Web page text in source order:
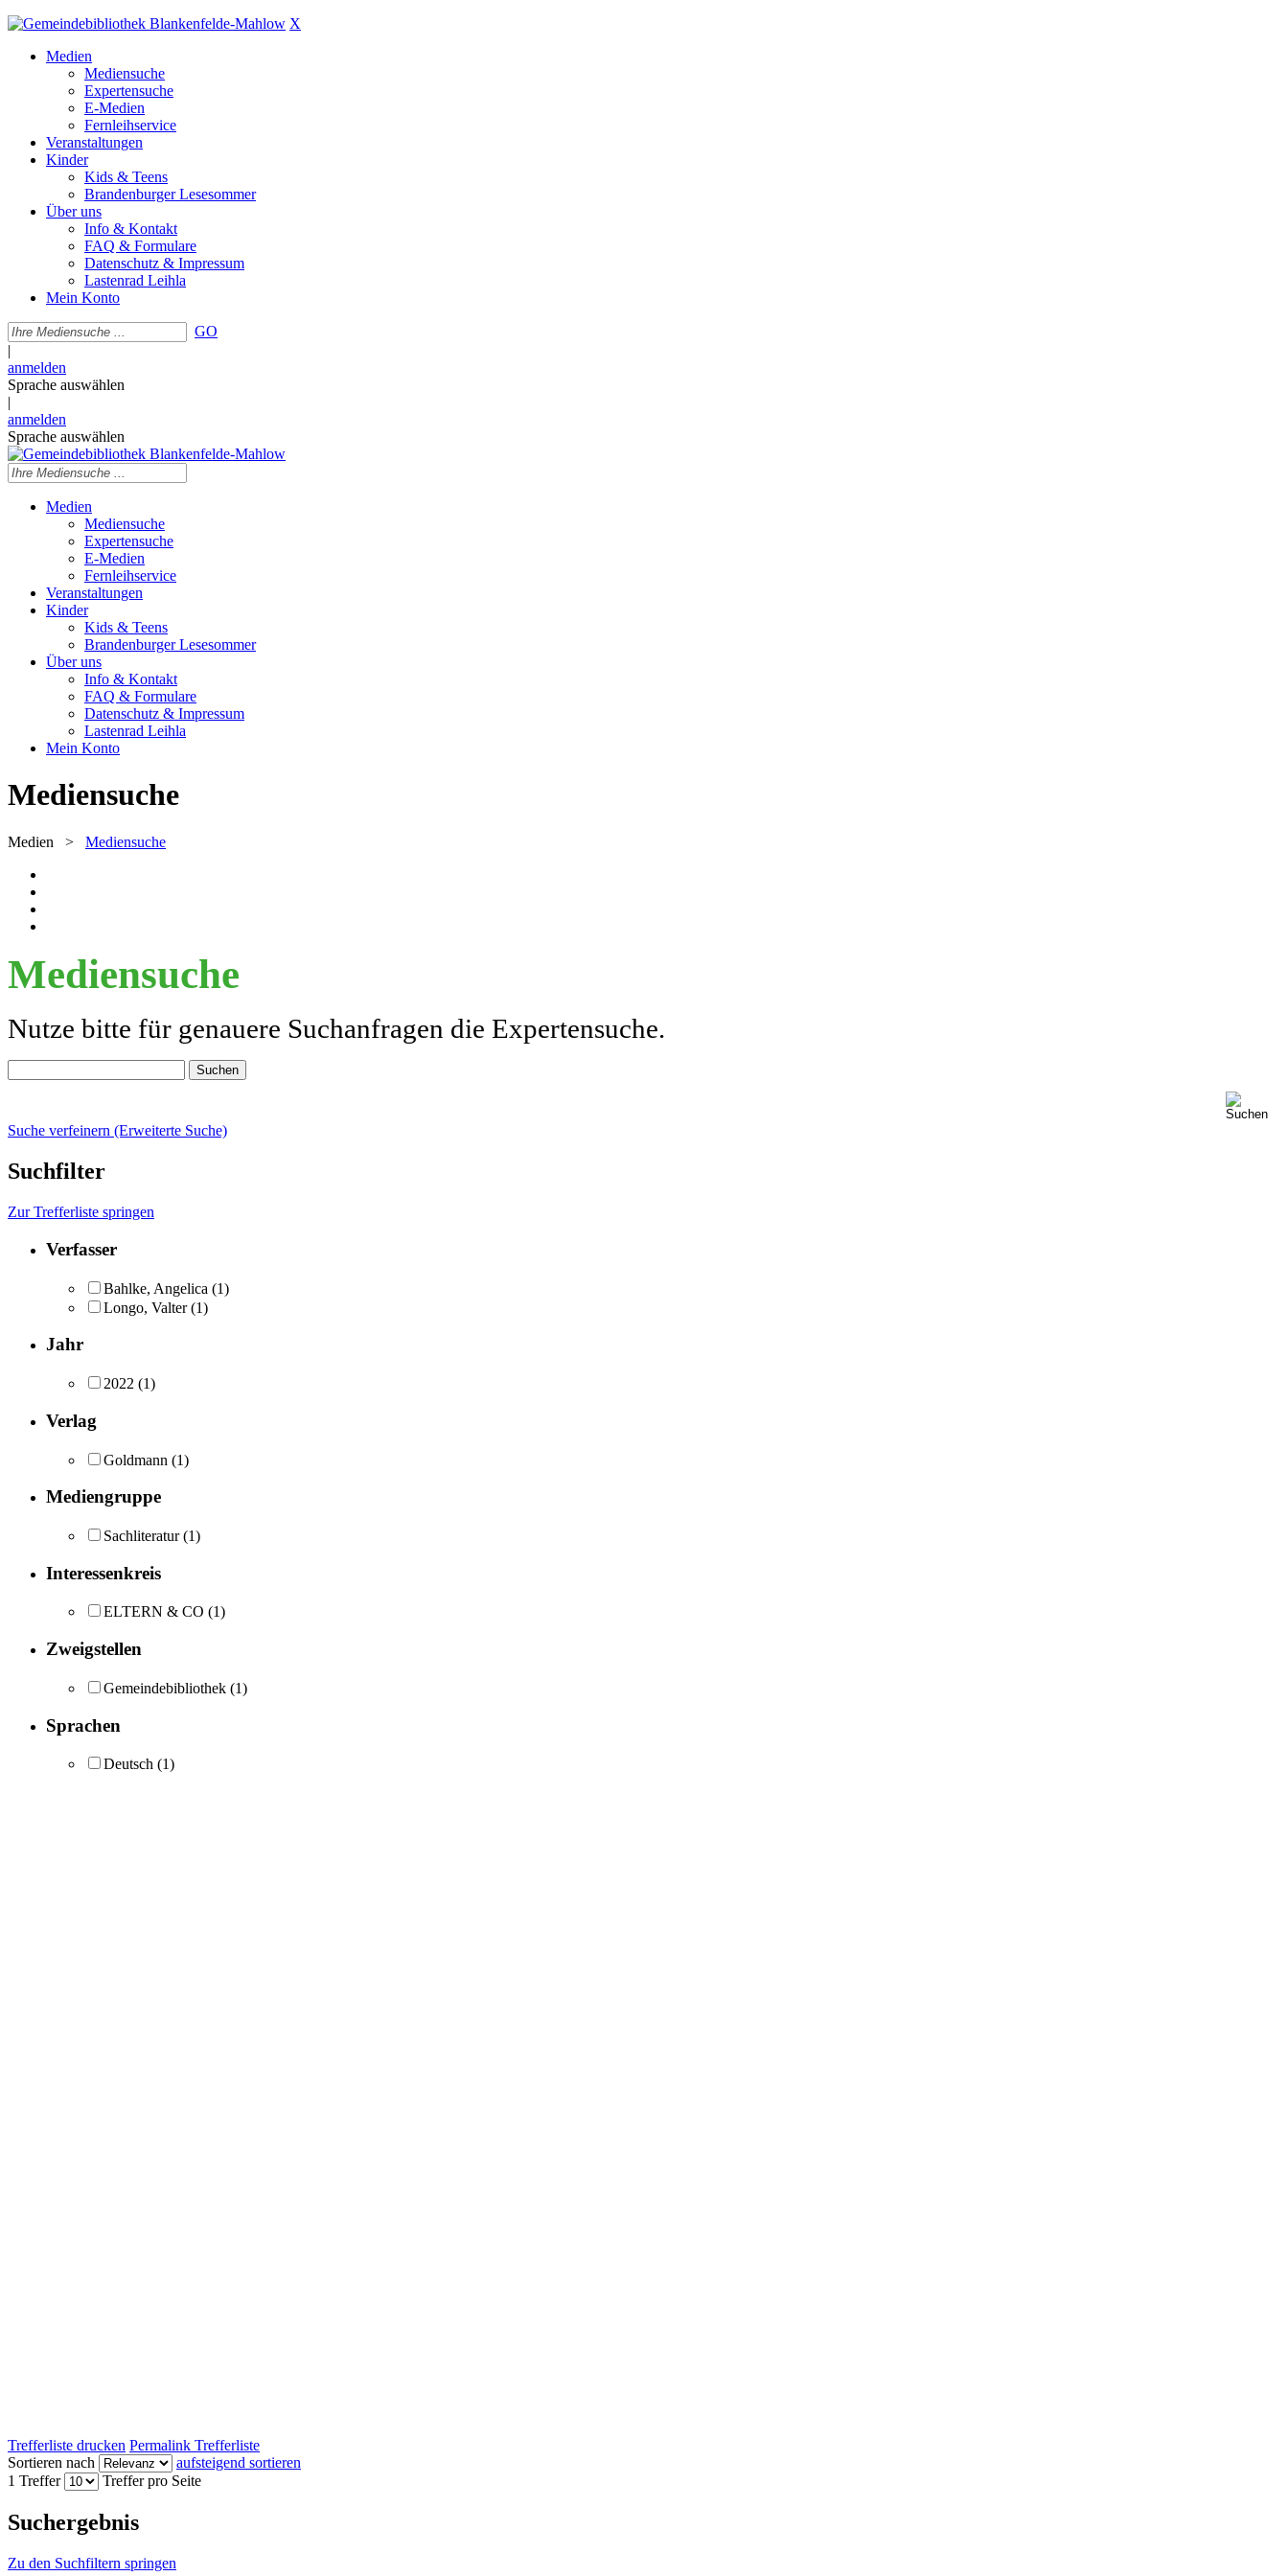
X
Medien
Mediensuche
Expertensuche
E-Medien
Fernleihservice
Veranstaltungen
Kinder
Kids & Teens
Brandenburger Lesesommer
Über uns
Info & Kontakt
FAQ & Formulare
Datenschutz & Impressum
Lastenrad Leihla
Mein Konto
GO
|
anmelden
Sprache auswählen
|
anmelden
Sprache auswählen
Medien
Mediensuche
Expertensuche
E-Medien
Fernleihservice
Veranstaltungen
Kinder
Kids & Teens
Brandenburger Lesesommer
Über uns
Info & Kontakt
FAQ & Formulare
Datenschutz & Impressum
Lastenrad Leihla
Mein Konto
Mediensuche
Medien > Mediensuche
Mediensuche
Nutze bitte für genauere Suchanfragen die Expertensuche.
Suche verfeinern (Erweiterte Suche)
Suchfilter
Zur Trefferliste springen
Verfasser
Bahlke, Angelica (1)
Longo, Valter (1)
Jahr
2022 (1)
Verlag
Goldmann (1)
Mediengruppe
Sachliteratur (1)
Interessenkreis
ELTERN & CO (1)
Zweigstellen
Gemeindebibliothek (1)
Sprachen
Deutsch (1)
Trefferliste drucken Permalink Trefferliste
Sortieren nach
aufsteigend sortieren
1 Treffer
Treffer pro Seite
Suchergebnis
Zu den Suchfiltern springen